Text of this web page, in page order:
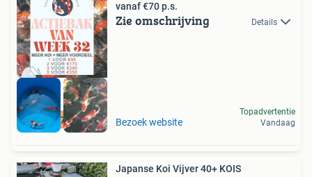
Vanaf 70 euro
vanaf €70 p.s.
Zie omschrijving Details
Bezoek website
Topadvertentie
Vandaag
Japanse Koi Vijver 40+ KOIS